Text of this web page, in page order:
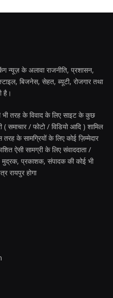
न्यूज़ के अलावा राजनीति, प्रशासन,
बिजनेस, सेहत, ब्यूटी, रोजगार तथा
है।
तरह के विवाद के लिए साइट के कुछ
( समाचार / फोटो / विडियो आदि ) शामिल
के सामग्रियों के लिए कोई ज़िम्मेदार
ऐसी सामग्री के लिए संवाददाता /
मुद्रक, प्रकाशक, संपादक की कोई भी
रायपुर होगा